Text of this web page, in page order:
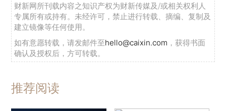
财新网所刊载内容之知识产权为财新传媒及/或相关权利人
专属所有或持有。未经许可，禁止进行转载、摘编、复制及
建立镜像等任何使用。
如有意愿转载，请发邮件至hello@caixin.com ，获得书面
确认及授权后，方可转载。
推荐阅读